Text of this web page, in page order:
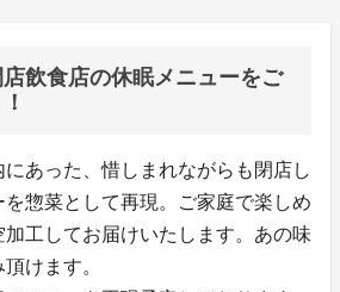
飲食店の休眠メニューをご
あった、惜しまれながらも閉店し
惣菜として再現。ご家庭で楽しめ
工してお届けいたします。あの味
けます。